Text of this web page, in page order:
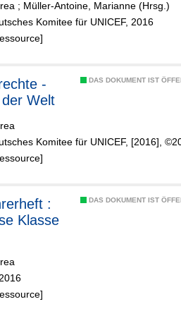
; Müller-Antoine, Marianne (Hrsg.)
Komitee für UNICEF, 2016
DAS DOKUMENT IST
-
Welt
Komitee für UNICEF, [2016],
DAS DOKUMENT IST
:
Klasse